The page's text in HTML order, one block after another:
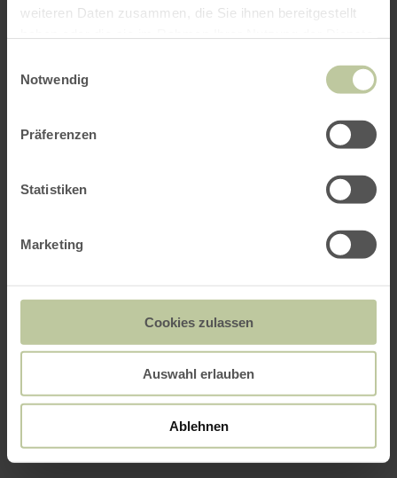
weiteren Daten zusammen, die Sie ihnen bereitgestellt
Notwendig
Präferenzen
Statistiken
Marketing
Cookies zulassen
Auswahl erlauben
Ablehnen